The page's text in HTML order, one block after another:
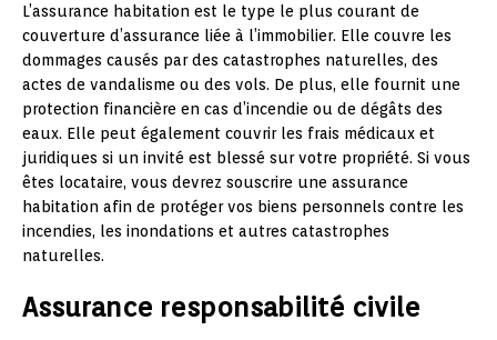
L’assurance habitation est le type le plus courant de
couverture d’assurance liée à l’immobilier. Elle couvre les
dommages causés par des catastrophes naturelles, des
actes de vandalisme ou des vols. De plus, elle fournit une
protection financière en cas d’incendie ou de dégâts des
eaux. Elle peut également couvrir les frais médicaux et
juridiques si un invité est blessé sur votre propriété. Si vous
êtes locataire, vous devrez souscrire une assurance
habitation afin de protéger vos biens personnels contre les
incendies, les inondations et autres catastrophes
naturelles.
Assurance responsabilité civile